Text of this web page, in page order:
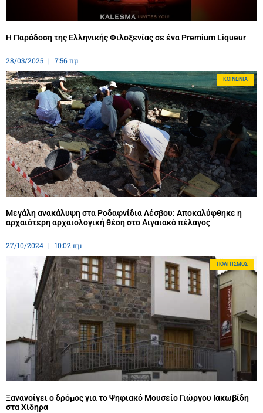
Η Παράδοση της Ελληνικής Φιλοξενίας σε ένα Premium Liqueur
28/03/2025 7:56 πμ
ΚΟΙΝΩΝΊΑ
Μεγάλη ανακάλυψη στα Ροδαφνίδια Λέσβου: Αποκαλύφθηκε η
αρχαιότερη αρχαιολογική θέση στο Αιγαιακό πέλαγος
27/10/2024 10:02 πμ
ΠΟΛΙΤΙΣΜΌΣ
Ξανανοίγει ο δρόμος για το Ψηφιακό Μουσείο Γιώργου Ιακωβίδη
στα Χίδηρα